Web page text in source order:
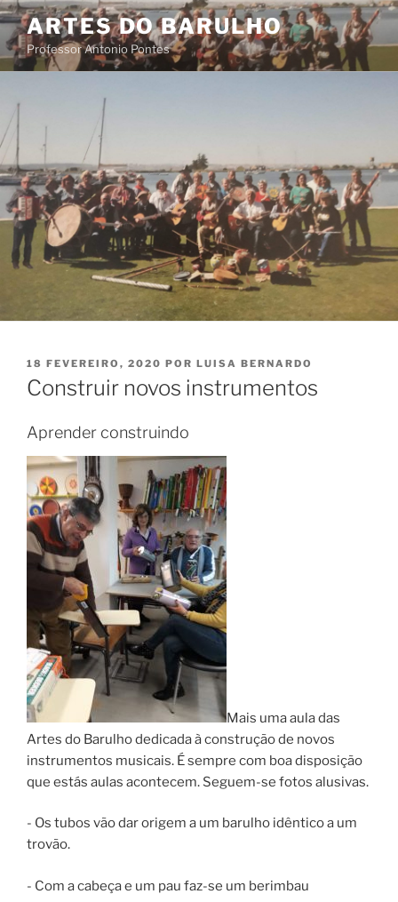
Saltar
para
o
conteúdo
ARTES DO BARULHO
Professor Antonio Pontes
PUBLICADO
EM
18 FEVEREIRO, 2020 POR LUISA BERNARDO
Construir novos instrumentos
Aprender construindo
Mais uma aula das
Artes do Barulho dedicada à construção de novos
instrumentos musicais. É sempre com boa disposição
que estás aulas acontecem. Seguem-se fotos alusivas.
- Os tubos vão dar origem a um barulho idêntico a um
trovão.
- Com a cabeça e um pau faz-se um berimbau